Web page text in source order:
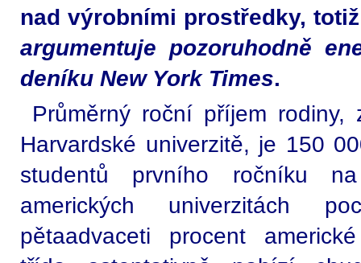
nad výrobními prostředky,
argumentuje pozoruhodně
deníku New York Times.
Průměrný roční příjem
Harvardské univerzitě, je 150
studentů prvního ročníku
amerických univerzitách
pětaadvaceti procent